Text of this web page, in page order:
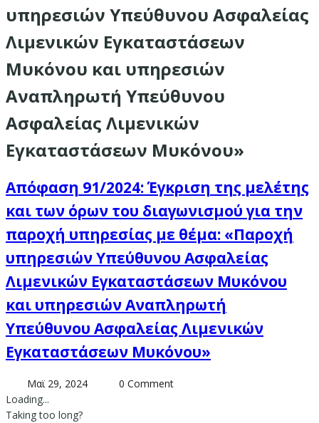
υπηρεσιών Υπεύθυνου Ασφαλείας
Λιμενικών Εγκαταστάσεων
Μυκόνου και υπηρεσιών
Αναπληρωτή Υπεύθυνου
Ασφαλείας Λιμενικών
Εγκαταστάσεων Μυκόνου»
Απόφαση 91/2024: Έγκριση της μελέτης
και των όρων του διαγωνισμού για την
παροχή υπηρεσίας με θέμα: «Παροχή
υπηρεσιών Υπεύθυνου Ασφαλείας
Λιμενικών Εγκαταστάσεων Μυκόνου
και υπηρεσιών Αναπληρωτή
Υπεύθυνου Ασφαλείας Λιμενικών
Εγκαταστάσεων Μυκόνου»
Μαϊ 29, 2024
0 Comment
Loading...
Taking too long?